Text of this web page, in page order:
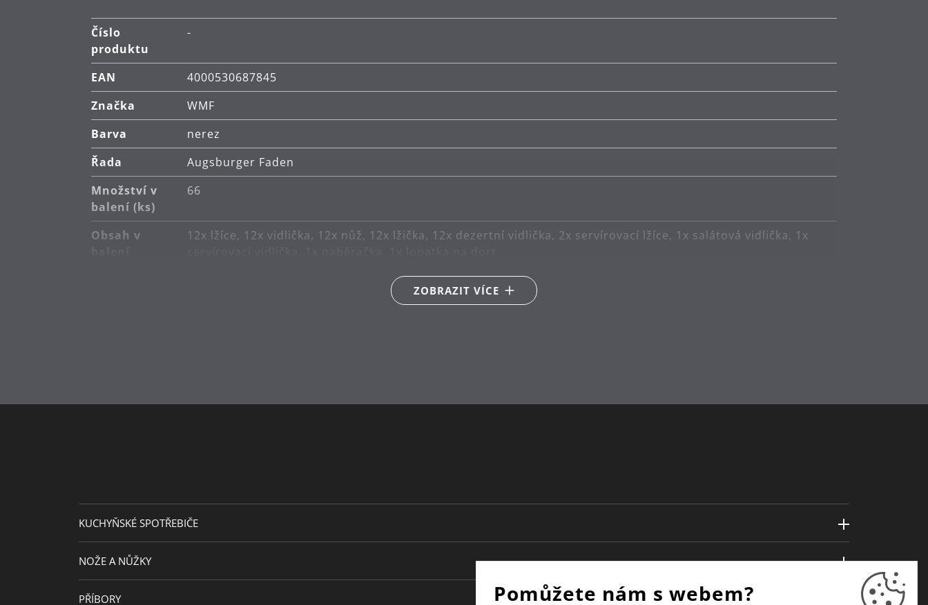
Číslo
produktu
-
EAN
4000530687845
Značka
WMF
Barva
nerez
Řada
Augsburger Faden
Množství v
balení (ks)
66
Obsah v
12x lžíce, 12x vidlička, 12x nůž, 12x lžička, 12x dezertní vidlička, 2x servírovací lžíce, 1x salátová vidlička, 1x
ZOBRAZIT VÍCE
KUCHYŇSKÉ SPOTŘEBIČE
NOŽE A NŮŽKY
PŘÍBORY Pomůžete nám s webem?